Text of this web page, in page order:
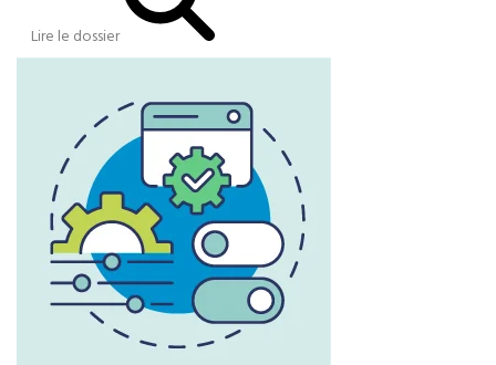
Lire le dossier